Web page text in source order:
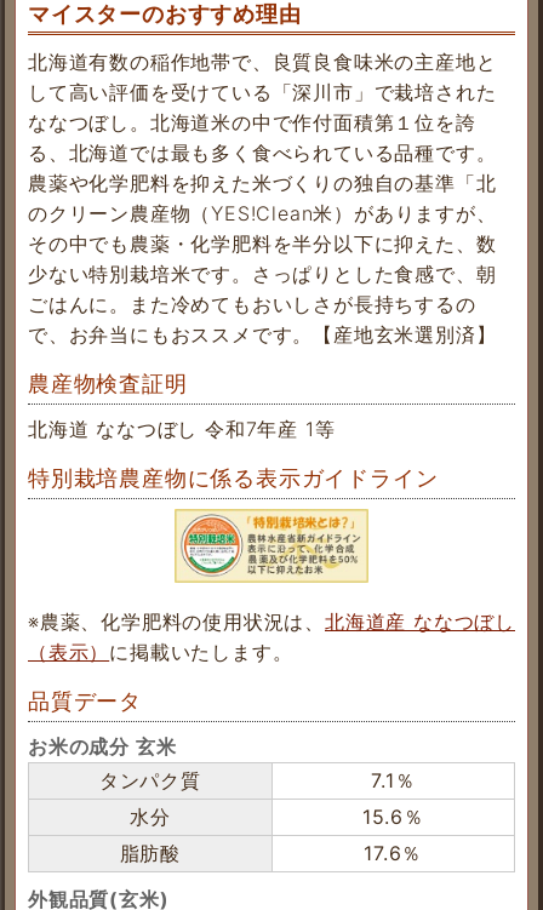
マイスターのおすすめ理由
北海道有数の稲作地帯で、良質良食味米の主産地と
して高い評価を受けている「深川市」で栽培された
ななつぼし。北海道米の中で作付面積第１位を誇
る、北海道では最も多く食べられている品種です。
農薬や化学肥料を抑えた米づくりの独自の基準「北
のクリーン農産物（YES!Clean米）がありますが、
その中でも農薬・化学肥料を半分以下に抑えた、数
少ない特別栽培米です。
さっぱりとした食感で、朝
ごはんに。また冷めてもおいしさが長持ちするの
で、お弁当にもおススメです。【産地玄米選別済】
農産物検査証明
北海道 ななつぼし 令和7年産 1等
特別栽培農産物に係る表示ガイドライン
※農薬、化学肥料の使用状況は、 北海道産 ななつぼし
（表示） に掲載いたします。
品質データ
お米の成分 玄米
タンパク質
7.1％
水分
15.6％
脂肪酸
17.6％
外観品質(玄米)